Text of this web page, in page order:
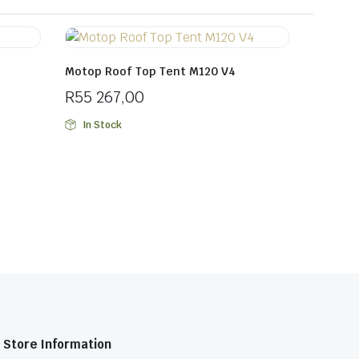
Motop Roof Top Tent M120 V4
R55 267,00
In Stock
Store Information